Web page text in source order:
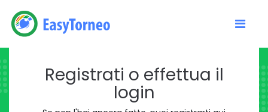
Registrati o effettua il
login